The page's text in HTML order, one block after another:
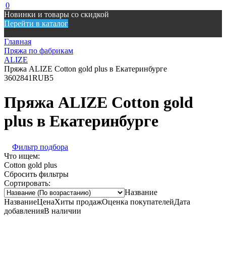
0
Новинки и товары со скидкой
Перейти в каталог
Главная
Пряжа по фабрикам
ALIZE
Пряжа ALIZE Cotton gold plus в Екатеринбурге
3602841RUB5
Пряжа ALIZE Cotton gold
plus в Екатеринбурге
Фильтр подбора
Что ищем:
Cotton gold plus
Сбросить фильтры
Сортировать:
Название
НазваниеЦенаХиты продажОценка покупателейДата
добавленияВ наличии